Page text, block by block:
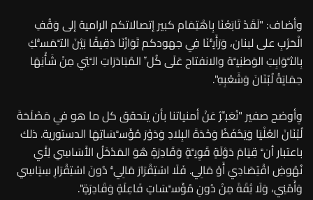
وأضاف: "لَقَدْ تَابَعْنَا بِاهْتِمَام كبير إتصالاتكم الرامية إلى وَقُفِ
الْحَرْبِ على لبنان، وَرَأَيُّنَا فِي جهودكم تَوَازُنَا دَقِيقًا بَيْنَ التَّمَسُّكِ
بِالثَّوَابِتِ الوَطنِيَّة والانفتاح عَلَى كُلِّ المُبَادَرَاتِ الَّتِي مِنْ شَأْنِهَا
حِمَايَةُ لُبْنَانَ وَشَعْبِهِ".
وِأوضح صفير "نُعَبِّرُ عَنْ أمنياتنا بأن يتحقق كل ما هو في مَصْلَحَةَ
لُبْنَانَ العُلْيَا وَيَحْفَظُ وَحْدَةَ البِلادِ وَدَوْرَ مُؤَسَّسَاتِهَا الدستورية. ذلك
باعتبار أنَّ قِيَامَ دَوْلَةٍ قَوِيَّةٍ وَقَادِرَةٍ هُوَ المَدْخَلُ الأَسَاسِي لِأَي
نُهُوضِ اقْتِصَادِيَ أَوْ مَالِي. فَلَا اسْتِقْرَارَ مَالِيُّ دُونَ اسْتِقْرَارِ سِيَاسِي
وَأَمْنِي، وَلَا ثِقَةَ مِنْ دُونِ مُؤَسَّسَاتٍ فَاعِلَةٍ وَقَادِرَةٍ".